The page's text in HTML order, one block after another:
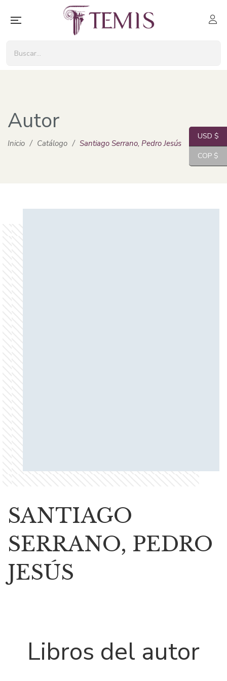
Autor
Inicio / Catálogo / Santiago Serrano, Pedro Jesús
SANTIAGO
SERRANO, PEDRO
JESÚS
Libros del autor
USD $
COP $